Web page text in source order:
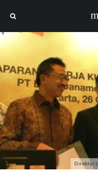
Direktur